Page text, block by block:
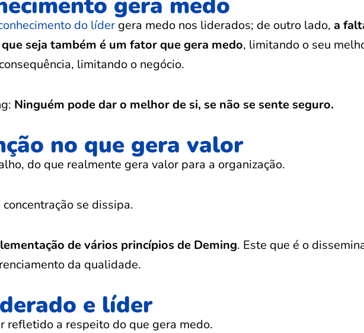
do líder gera medo nos liderados; de outro lado, a
seja também é um fator que gera medo, limitando o seu
limitando o negócio.
Ninguém pode dar o melhor de si, se não se sente seguro.
no que gera valor
do que realmente gera valor para a organização.
se dissipa.
de vários princípios de Deming. Este que é o
da qualidade.
e líder
refletido a respeito do que gera medo.